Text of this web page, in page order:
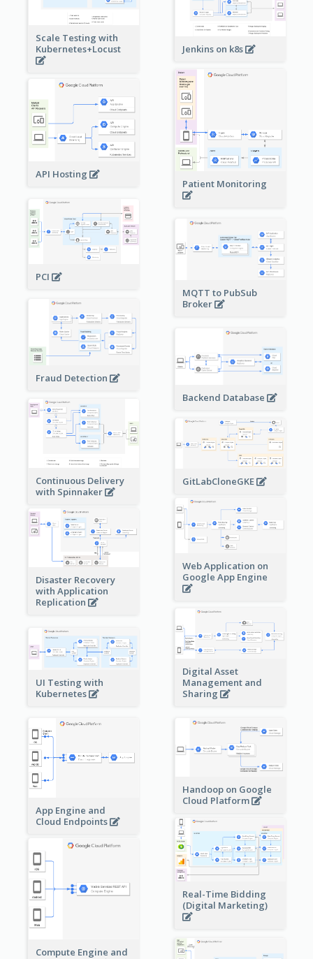
Jenkins on k8s
Scale Testing with
Kubernetes+Locust
Patient Monitoring
API Hosting
PCI
MQTT to PubSub
Broker
Fraud Detection
Backend Database
Continuous Delivery
with Spinnaker
GitLabCloneGKE
Web Application on
Google App Engine
Disaster Recovery
with Application
Replication
Digital Asset
Management and
Sharing
UI Testing with
Kubernetes
App Engine and
Cloud Endpoints
Handoop on Google
Cloud Platform
Real-Time Bidding
(Digital Marketing)
Compute Engine and